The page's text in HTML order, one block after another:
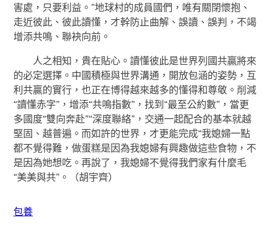
害處，只要利益。”地球村的成員國們，唯有關閉懷抱、
走近彼此、彼此讀懂，才幹防止曲解、誤讀、誤判，不竭
增添共鳴、聯袂向前。
人之相知，貴在貼心。讀懂彼此是世界列國共贏將來
的必定選擇。中國積極與世界溝通，開放包涵的姿勢，互
利共贏的實行，也正在博得越來越多的懂得和尊敬。削減
“讀懂赤字”，增添“共鳴指數”，找到“最至公約數”，當更
多國度“雙向奔赴”“深度聯絡”，交通一起配合的基本就越
堅固、越普遍。而如許的世界，才更能完成“我媳婦一點
都不覺得難，做蛋糕是因為我媳婦有興趣做這些食物，不
是因為她想吃。再說了，我媳婦不覺得我們家有什麼毛
“美美與共”。（胡宇齊）
包養